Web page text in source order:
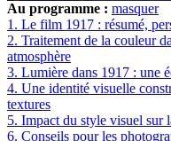
Au programme : masquer
1. Le film 1917 : résumé,
2. Traitement de la couleur
atmosphère
3. Lumière dans 1917 : une
4. Une identité visuelle
textures
5. Impact du style visuel sur
6. Conseils pour les